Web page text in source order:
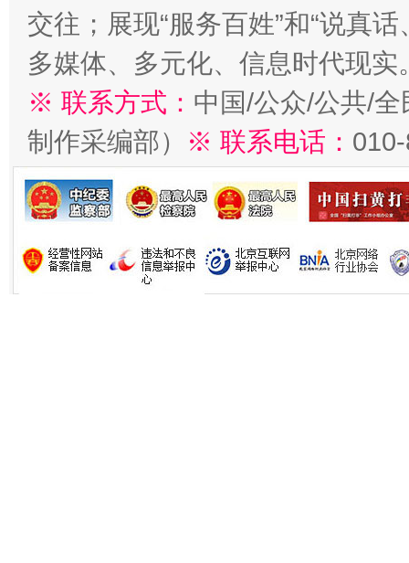
交往；展现“服务百姓”和“说真
多媒体、多元化、信息时代现实
※ 联系方式： 中国/公众/公共/
制作采编部）
※ 联系电话：